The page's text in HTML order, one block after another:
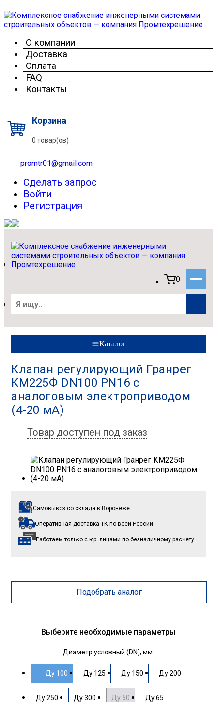
О компании
Доставка
Оплата
FAQ
Контакты
Корзина
0 товар(ов)
promtr01@gmail.com
Сделать запрос
Войти
Регистрация
0
Каталог
Клапан регулирующий Гранрег
КМ225Ф DN100 PN16 с
аналоговым электроприводом
(4-20 мА)
Товар доступен под заказ
Самовывоз со склада в Воронеже
Оперативная доставка ТК по всей России
Работаем только с юр. лицами по безналичному расчету
Подобрать аналог
Выберите необходимые параметры
Диаметр условный (DN), мм:
Ду 100 Ду 125 Ду 150 Ду 200
Ду 250 Ду 300 Ду 50 Ду 65